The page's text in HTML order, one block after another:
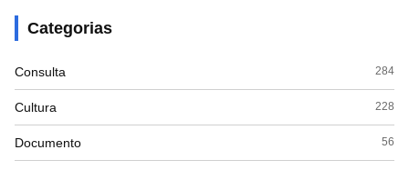
Categorias
Consulta 284
Cultura 228
Documento 56